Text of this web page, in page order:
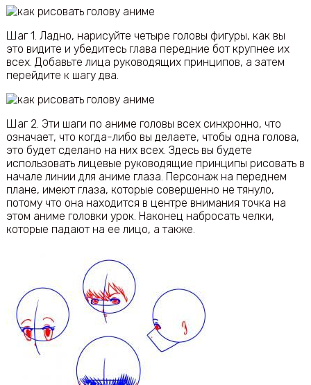
Шаг 1. Ладно, нарисуйте четыре головы фигуры, как вы
это видите и убедитесь глава передние бот крупнее их
всех. Добавьте лица руководящих принципов, а затем
перейдите к шагу два.
Шаг 2. Эти шаги по аниме головы всех синхронно, что
означает, что когда-либо вы делаете, чтобы одна голова,
это будет сделано на них всех. Здесь вы будете
использовать лицевые руководящие принципы рисовать в
начале линии для аниме глаза. Персонаж на переднем
плане, имеют глаза, которые совершенно не тянуло,
потому что она находится в центре внимания точка на
этом аниме головки урок. Наконец набросать челки,
которые падают на ее лицо, а также.